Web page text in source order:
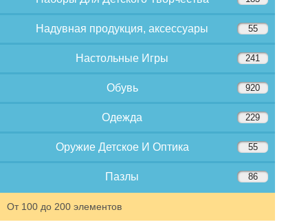
Надувная продукция, аксессуары 55
Настольные Игры 241
Обувь 920
Одежда 229
Оружие Детское И Оптика 55
Пазлы 86
От 100 до 200 элементов